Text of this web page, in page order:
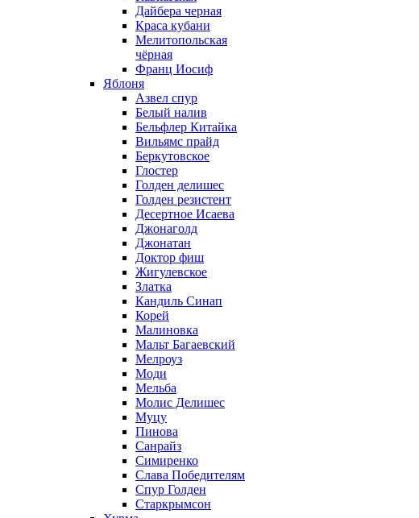
Дайбера черная
Краса кубани
Мелитопольская
чёрная
Франц Иосиф
Яблоня
Азвел спур
Белый налив
Бельфлер Китайка
Вильямс прайд
Беркутовское
Глостер
Голден делишес
Голден резистент
Десертное Исаева
Джонаголд
Джонатан
Доктор фиш
Жигулевское
Златка
Кандиль Синап
Корей
Малиновка
Мальт Багаевский
Мелроуз
Моди
Мельба
Молис Делишес
Муцу
Пинова
Санрайз
Симиренко
Слава Победителям
Спур Голден
Старкрымсон